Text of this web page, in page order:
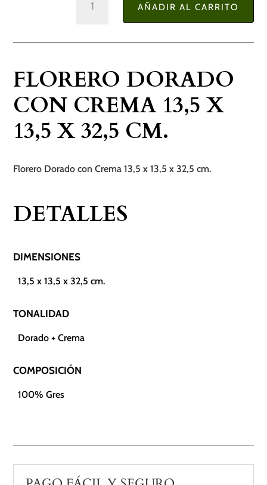
Dorado
Crema
x
13,5
x
32,5
AÑADIR AL CARRITO
FLORERO DORADO
CON CREMA 13,5 X
13,5 X 32,5 CM.
Florero Dorado con Crema 13,5 x 13,5 x 32,5 cm.
DETALLES
DIMENSIONES
13,5 x 13,5 x 32,5 cm.
TONALIDAD
Dorado + Crema
COMPOSICIÓN
100% Gres